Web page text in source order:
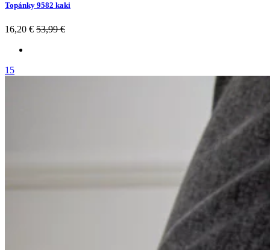
Topánky 9582 kaki
16,20 € 53,99 €
15